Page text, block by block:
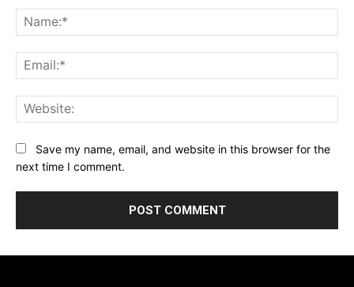
Save my name, email, and website in this browser for the
next time I comment.